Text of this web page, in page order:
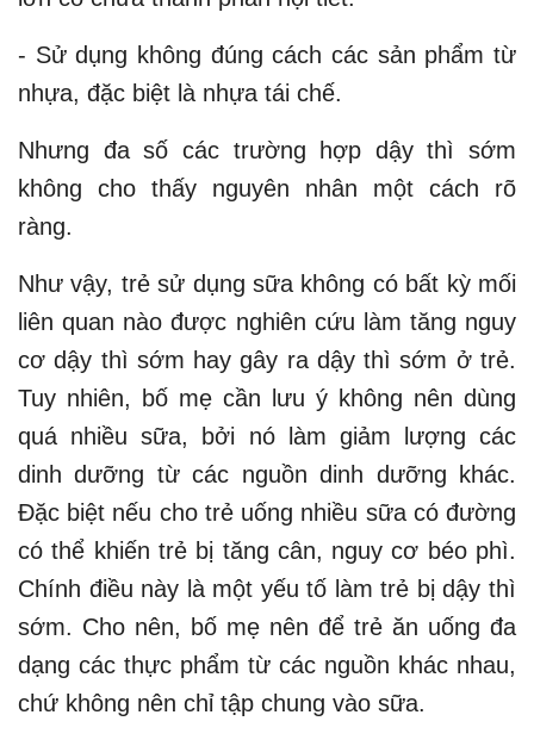
- Sử dụng không đúng cách các sản phẩm từ
nhựa, đặc biệt là nhựa tái chế.
Nhưng đa số các trường hợp dậy thì sớm
không cho thấy nguyên nhân một cách rõ
ràng.
Như vậy, trẻ sử dụng sữa không có bất kỳ mối
liên quan nào được nghiên cứu làm tăng nguy
cơ dậy thì sớm hay gây ra dậy thì sớm ở trẻ.
Tuy nhiên, bố mẹ cần lưu ý không nên dùng
quá nhiều sữa, bởi nó làm giảm lượng các
dinh dưỡng từ các nguồn dinh dưỡng khác.
Đặc biệt nếu cho trẻ uống nhiều sữa có đường
có thể khiến trẻ bị tăng cân, nguy cơ béo phì.
Chính điều này là một yếu tố làm trẻ bị dậy thì
sớm. Cho nên, bố mẹ nên để trẻ ăn uống đa
dạng các thực phẩm từ các nguồn khác nhau,
chứ không nên chỉ tập chung vào sữa.